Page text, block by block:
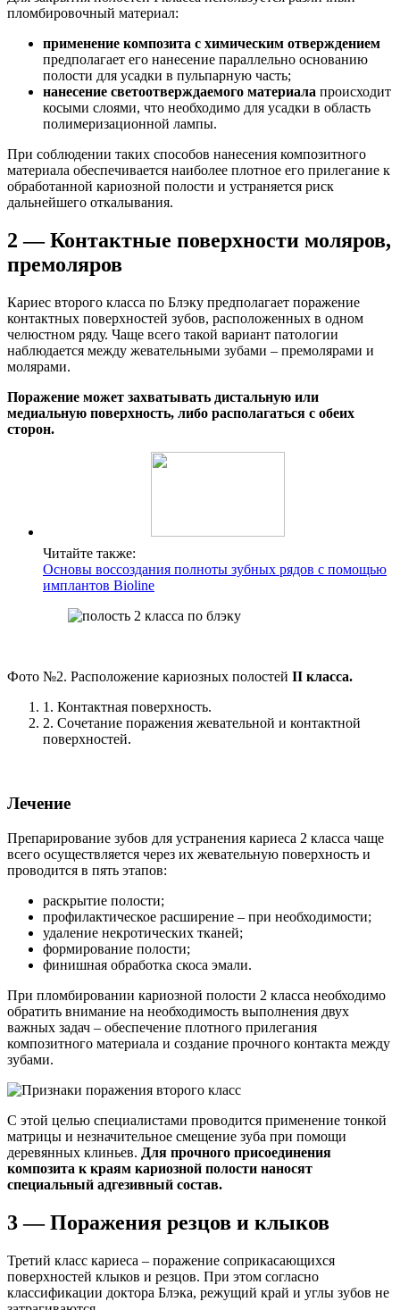
пломбировочный материал:
применение композита с химическим отверждением
предполагает его нанесение параллельно основанию
полости для усадки в пульпарную часть;
нанесение светоотверждаемого материала происходит
косыми слоями, что необходимо для усадки в область
полимеризационной лампы.
При соблюдении таких способов нанесения композитного
материала обеспечивается наиболее плотное его прилегание к
обработанной кариозной полости и устраняется риск
дальнейшего откалывания.
2 — Контактные поверхности моляров,
премоляров
Кариес второго класса по Блэку предполагает поражение
контактных поверхностей зубов, расположенных в одном
челюстном ряду. Чаще всего такой вариант патологии
наблюдается между жевательными зубами – премолярами и
молярами.
Поражение может захватывать дистальную или
медиальную поверхность, либо располагаться с обеих
сторон.
Читайте также:
Основы воссоздания полноты зубных рядов с помощью
имплантов Bioline
Фото №2. Расположение кариозных полостей II класса.
1. Контактная поверхность.
2. Сочетание поражения жевательной и контактной
поверхностей.
Лечение
Препарирование зубов для устранения кариеса 2 класса чаще
всего осуществляется через их жевательную поверхность и
проводится в пять этапов:
раскрытие полости;
профилактическое расширение – при необходимости;
удаление некротических тканей;
формирование полости;
финишная обработка скоса эмали.
При пломбировании кариозной полости 2 класса необходимо
обратить внимание на необходимость выполнения двух
важных задач – обеспечение плотного прилегания
композитного материала и создание прочного контакта между
зубами.
С этой целью специалистами проводится применение тонкой
матрицы и незначительное смещение зуба при помощи
деревянных клиньев. Для прочного присоединения
композита к краям кариозной полости наносят
специальный адгезивный состав.
3 — Поражения резцов и клыков
Третий класс кариеса – поражение соприкасающихся
поверхностей клыков и резцов. При этом согласно
классификации доктора Блэка, режущий край и углы зубов не